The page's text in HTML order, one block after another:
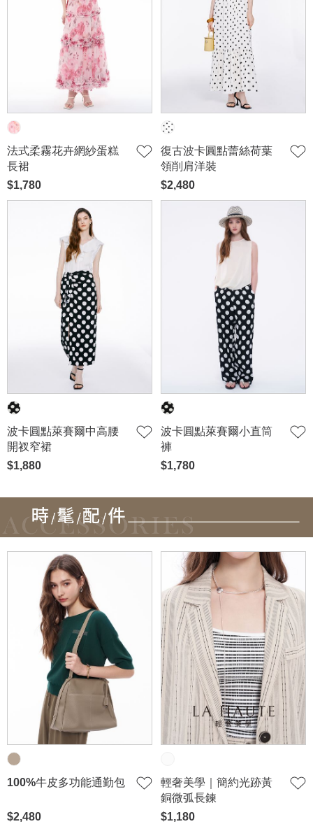
法式柔霧花卉網紗蛋糕
長裙
$1,780
復古波卡圓點蕾絲荷葉
領削肩洋裝
$2,480
波卡圓點萊賽爾中高腰
開衩窄裙
$1,880
波卡圓點萊賽爾小直筒
褲
$1,780
100%牛皮多功能通勤包
$2,480
輕奢美學｜簡約光跡黃
銅微弧長鍊
$1,180